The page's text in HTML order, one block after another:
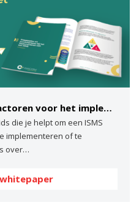
Stappenplan en Succesfactoren voor het implementeren van een ISMS
die je helpt om een ISMS
implementeren of te
over…